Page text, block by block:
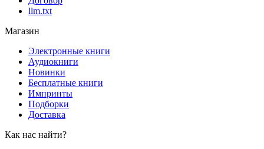
llm.txt
Магазин
Электронные книги
Аудиокниги
Новинки
Бесплатные книги
Импринты
Подборки
Доставка
Как нас найти?